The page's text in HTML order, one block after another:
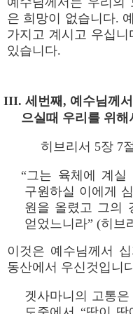
은 희망이 없습니다.
가지고 계시고 우십
있습니다.
III. 세번째, 예수님께
으실때 우리를 위해
히브리서 5장 7
“그는 육체에 계실
구원하실 이에게
원을 올렸고 그의
얻었느니라” (히브
이것은 예수님께서
동산에서 우신것입니
겟사마니의 고통은